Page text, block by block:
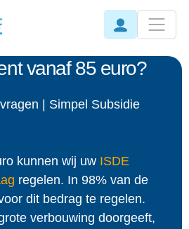
vanaf 85 euro?
| Simpel Subsidie
kunnen wij uw ISDE
regelen. In 98% van de
dit bedrag te regelen.
verbouwing doorgeeft,